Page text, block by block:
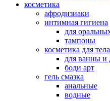
косметика
афродизиаки
интимная гигиена
для
тампоны
косметика для тела
для ванны и
боди арт
гель смазка
анальные
водные